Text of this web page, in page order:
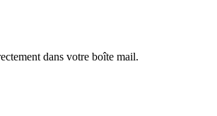
dans votre boîte mail.